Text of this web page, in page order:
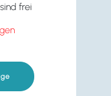
frei